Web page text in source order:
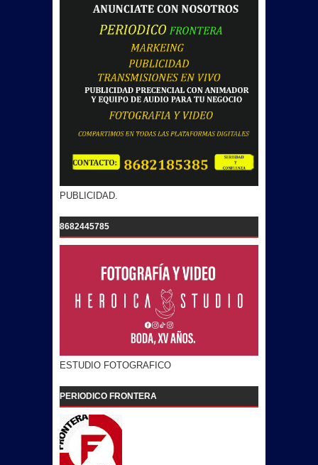
PUBLICIDAD.
8682445785
ESTUDIO FOTOGRAFICO
PERIODICO FRONTERA